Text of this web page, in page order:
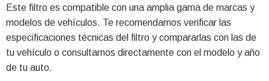
Este filtro es compatible con una amplia gama de marcas y
modelos de vehículos. Te recomendamos verificar las
especificaciones técnicas del filtro y compararlas con las de
tu vehículo o consultarnos directamente con el modelo y año
de tu auto.